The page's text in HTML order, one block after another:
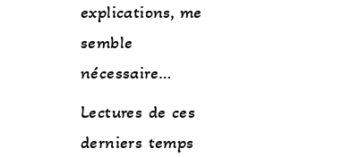
explications, me
semble
nécessaire…
Lectures de ces
derniers temps